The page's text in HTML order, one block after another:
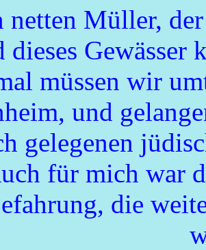
netten Müller,
dieses
müssen wir
und
gelegenen
für mich war
die